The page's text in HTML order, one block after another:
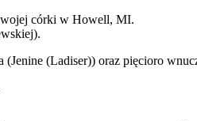
córki w Howell, MI.
(Ladiser)) oraz pięcioro